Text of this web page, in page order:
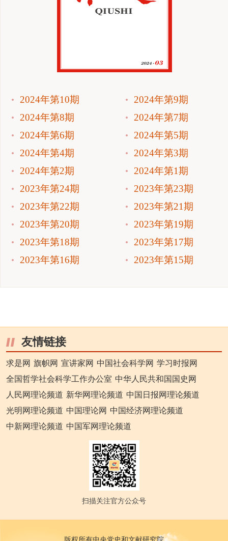
2024年第10期
2024年第9期
2024年第8期
2024年第7期
2024年第6期
2024年第5期
2024年第4期
2024年第3期
2024年第2期
2024年第1期
2023年第24期
2023年第23期
2023年第22期
2023年第21期
2023年第20期
2023年第19期
2023年第18期
2023年第17期
2023年第16期
2023年第15期
友情链接
求是网 旗帜网 宣讲家网 中国社会科学网 学习时报网
全国哲学社会科学工作办公室 中华人民共和国国史网
人民网理论频道 新华网理论频道 中国日报网理论频道
光明网理论频道 中国理论网 中国经济网理论频道
中新网理论频道 中国军网理论频道
扫描关注官方公众号